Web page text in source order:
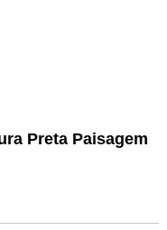
Preta Paisagem